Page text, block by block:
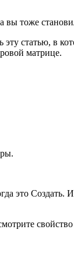
вы тоже
статью, в
матрице.
это Создать.